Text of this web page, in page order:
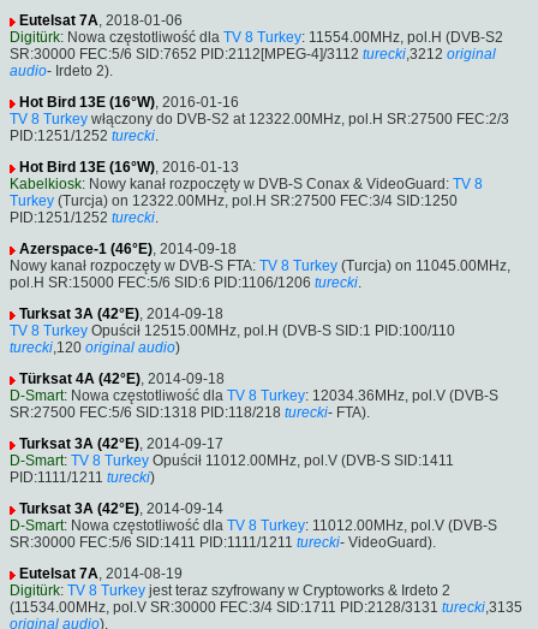
Eutelsat 7A, 2018-01-06
Digitürk: Nowa częstotliwość dla TV 8 Turkey: 11554.00MHz, pol.H (DVB-S2
SR:30000 FEC:5/6 SID:7652 PID:2112[MPEG-4]/3112 turecki,3212 original
audio- Irdeto 2).
Hot Bird 13E (16°W), 2016-01-16
TV 8 Turkey włączony do DVB-S2 at 12322.00MHz, pol.H SR:27500 FEC:2/3
PID:1251/1252 turecki.
Hot Bird 13E (16°W), 2016-01-13
Kabelkiosk: Nowy kanał rozpoczęty w DVB-S Conax & VideoGuard: TV 8
Turkey (Turcja) on 12322.00MHz, pol.H SR:27500 FEC:3/4 SID:1250
PID:1251/1252 turecki.
Azerspace-1 (46°E), 2014-09-18
Nowy kanał rozpoczęty w DVB-S FTA: TV 8 Turkey (Turcja) on 11045.00MHz,
pol.H SR:15000 FEC:5/6 SID:6 PID:1106/1206 turecki.
Turksat 3A (42°E), 2014-09-18
TV 8 Turkey Opuścił 12515.00MHz, pol.H (DVB-S SID:1 PID:100/110
turecki,120 original audio)
Türksat 4A (42°E), 2014-09-18
D-Smart: Nowa częstotliwość dla TV 8 Turkey: 12034.36MHz, pol.V (DVB-S
SR:27500 FEC:5/6 SID:1318 PID:118/218 turecki- FTA).
Turksat 3A (42°E), 2014-09-17
D-Smart: TV 8 Turkey Opuścił 11012.00MHz, pol.V (DVB-S SID:1411
PID:1111/1211 turecki)
Turksat 3A (42°E), 2014-09-14
D-Smart: Nowa częstotliwość dla TV 8 Turkey: 11012.00MHz, pol.V (DVB-S
SR:30000 FEC:5/6 SID:1411 PID:1111/1211 turecki- VideoGuard).
Eutelsat 7A, 2014-08-19
Digitürk: TV 8 Turkey jest teraz szyfrowany w Cryptoworks & Irdeto 2
(11534.00MHz, pol.V SR:30000 FEC:3/4 SID:1711 PID:2128/3131 turecki,3135
original audio).